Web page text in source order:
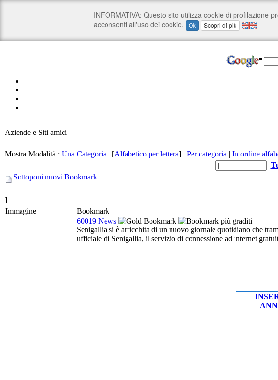
Aziende e Siti amici
Mostra Modalità : Una Categoria | [Alfabetico per lettera] | Per categoria | In ordine
Sottoponi nuovi Bookmark...
]
Immagine
Bookmark
60019 News
Senigallia si è arricchita di un nuovo giornale quotidiano che
ufficiale di Senigallia, il servizio di connessione ad internet